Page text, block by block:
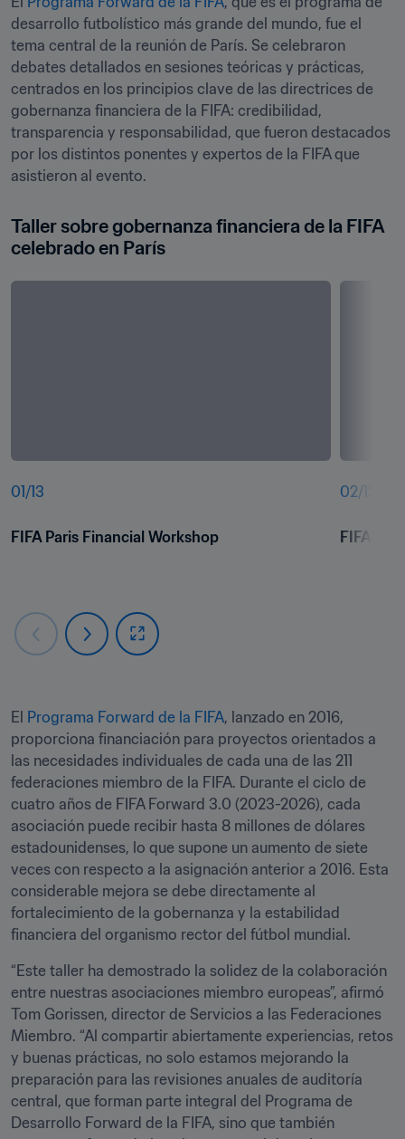
desarrollo futbolístico más grande del mundo, fue el
tema central de la reunión de París. Se celebraron
debates detallados en sesiones teóricas y prácticas,
centrados en los principios clave de las directrices de
gobernanza financiera de la FIFA: credibilidad,
transparencia y responsabilidad, que fueron destacados
por los distintos ponentes y expertos de la FIFA que
asistieron al evento.
Taller sobre gobernanza financiera de la FIFA
celebrado en París
01 /13
FIFA Paris Financial Workshop
02/13
FIFA
El Programa Forward de la FIFA, lanzado en 2016,
proporciona financiación para proyectos orientados a
las necesidades individuales de cada una de las 211
federaciones miembro de la FIFA. Durante el ciclo de
cuatro años de FIFA Forward 3.0 (2023-2026), cada
asociación puede recibir hasta 8 millones de dólares
estadounidenses, lo que supone un aumento de siete
veces con respecto a la asignación anterior a 2016. Esta
considerable mejora se debe directamente al
fortalecimiento de la gobernanza y la estabilidad
financiera del organismo rector del fútbol mundial.
“Este taller ha demostrado la solidez de la colaboración
entre nuestras asociaciones miembro europeas”, afirmó
Tom Gorissen, director de Servicios a las Federaciones
Miembro. “Al compartir abiertamente experiencias, retos
y buenas prácticas, no solo estamos mejorando la
preparación para las revisiones anuales de auditoría
central, que forman parte integral del Programa de
Desarrollo Forward de la FIFA, sino que también